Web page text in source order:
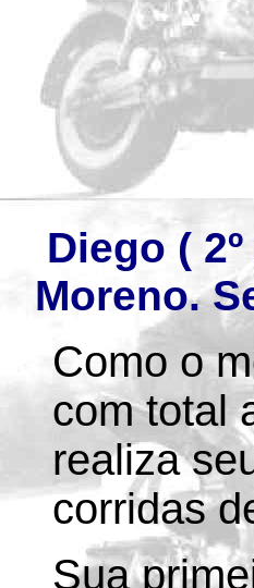
Diego (
Moreno.
Como o
com total
realiza
corridas
Sua